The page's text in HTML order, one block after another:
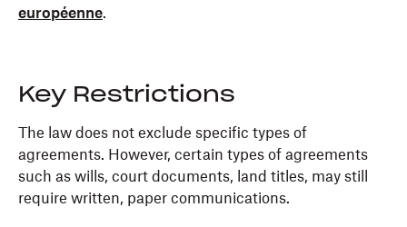
européenne.
Key Restrictions
The law does not exclude specific types of
agreements. However, certain types of agreements
such as wills, court documents, land titles, may still
require written, paper communications.